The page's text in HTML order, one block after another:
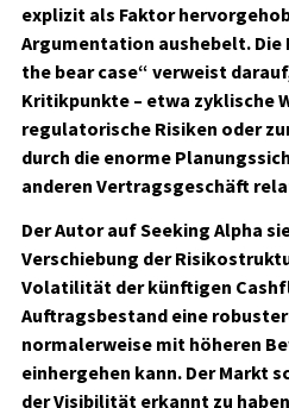
explizit als Faktor
Argumentation aushebelt. Die
the bear case“ verweist
Kritikpunkte – etwa zyklische
regulatorische Risiken oder
durch die enorme
anderen Vertragsgeschäft
Der Autor auf Seeking Alpha
Verschiebung der
Volatilität der künftigen
Auftragsbestand eine
normalerweise mit höheren
einhergehen kann. Der Markt
der Visibilität erkannt zu